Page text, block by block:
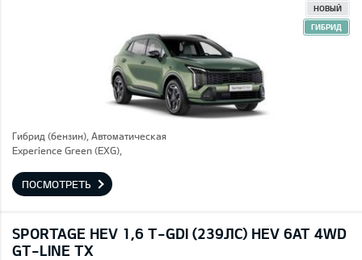
НОВЫЙ
ГИБРИД
Гибрид (бензин), Автоматическая
Experience Green (EXG),
ПОСМОТРЕТЬ
SPORTAGE HEV 1,6 T-GDI (239ЛС) HEV 6AT 4WD
GT-LINE TX